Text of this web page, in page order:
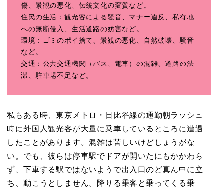
傷、景観の悪化、伝統文化の変質など。
住民の生活：観光客による騒音、マナー違反、私有地
への無断侵入、生活道路の妨害など。
環境：ゴミのポイ捨て、景観の悪化、自然破壊、騒音
など。
交通：公共交通機関（バス、電車）の混雑、道路の渋
滞、駐車場不足など。
私もある時、東京メトロ・日比谷線の通勤朝ラッシュ
時に外国人観光客が大量に乗車しているところに遭遇
したことがあります。混雑は苦しいけどしょうがな
い。でも、彼らは停車駅でドアが開いたにもかかわら
ず、下車する駅ではないようで出入口のど真ん中に立
ち、動こうとしません。降りる乗客と乗ってくる乗